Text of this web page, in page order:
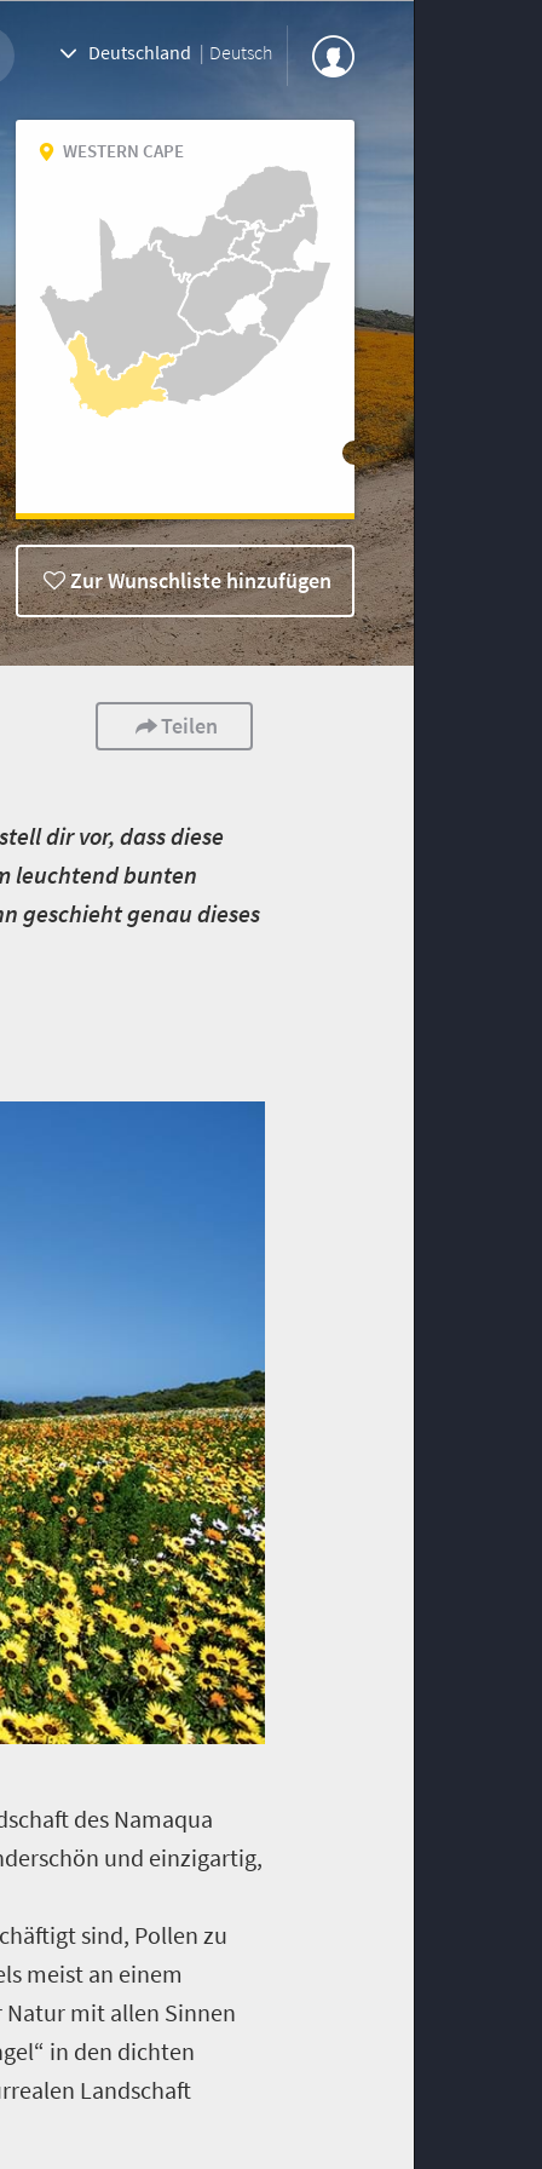
Deutschland | Deutsch
WESTERN CAPE
Zur Wunschliste hinzufügen
Teilen
dir vor, dass diese
leuchtend bunten
geschieht genau dieses
des Namaqua
und einzigartig,
sind, Pollen zu
meist an einem
Natur mit allen Sinnen
in den dichten
Landschaft